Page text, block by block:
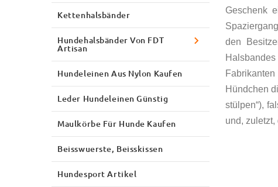
Geschenk
den
Hündchen
stülpen“),
und,
Kettenhalsbänder
Hundehalsbänder Von FDT
Artisan
Hundeleinen Aus Nylon Kaufen
Leder Hundeleinen Günstig
Maulkörbe Für Hunde Kaufen
Beisswuerste, Beisskissen
Hundesport Artikel